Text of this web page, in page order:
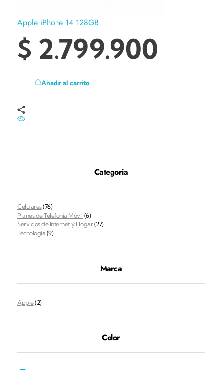
Apple iPhone 14 128GB
$ 2.799.900
Añadir al carrito
Categoria
Celulares(76)
Planes de Telefonía Móvil (6)
Servicios de Internet y Hogar(27)
Tecnología (9)
Marca
Apple(2)
Color